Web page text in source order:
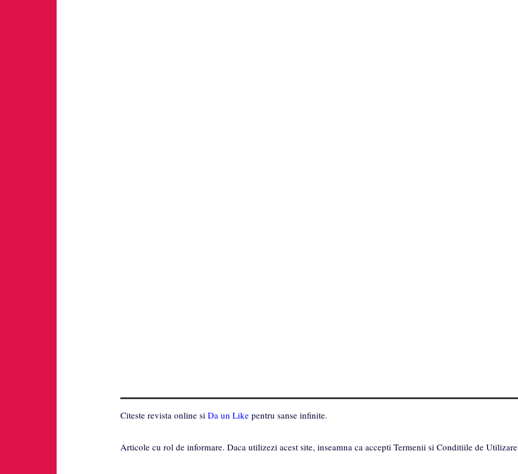
Citeste revista online si Da un Likepentru sanse infinite.
Articole cu rol de informare. Daca utilizezi acest site, inseamna ca accepti Termenii si Conditiile de Utilizare